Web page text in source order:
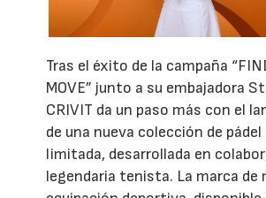
Tras el éxito de la campaña
MOVE” junto a su embajadora
CRIVIT da un paso más con el
de una nueva colección de pádel
limitada, desarrollada en
legendaria tenista. La marca de